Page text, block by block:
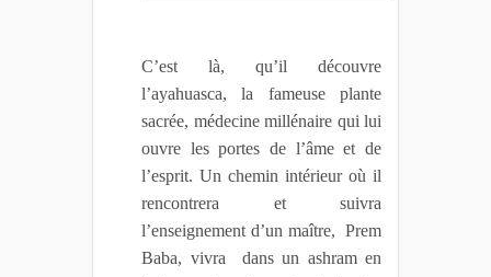
C’est là, qu’il découvre
l’ayahuasca, la fameuse plante
sacrée, médecine millénaire qui lui
ouvre les portes de l’âme et de
l’esprit. Un chemin intérieur où il
rencontrera et suivra
l’enseignement d’un maître, Prem
Baba, vivra dans un ashram en